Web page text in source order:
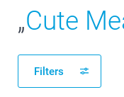
„Cute
Filters